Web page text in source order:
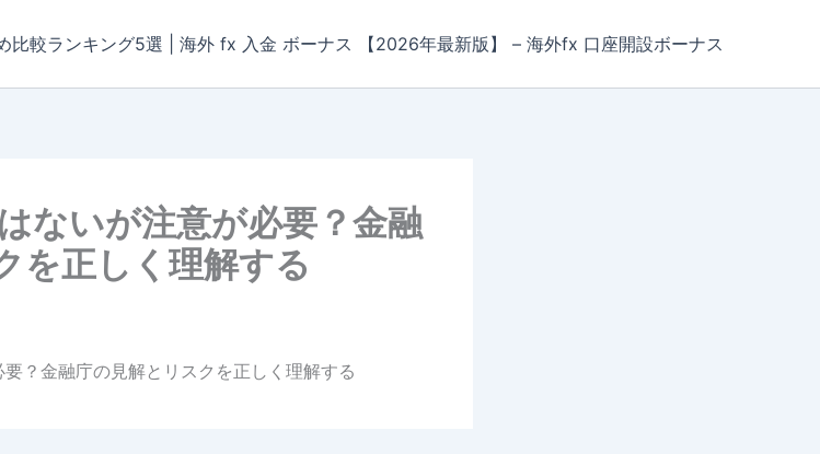
比較ランキング5選 | 海外 fx 入金 ボーナス 【2026年最新版】 – 海外fx 口座開設ボーナス
ないが注意が必要？金融
を正しく理解する
？金融庁の見解とリスクを正しく理解する